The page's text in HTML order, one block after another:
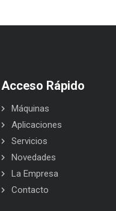
Acceso Rápido
Máquinas
Aplicaciones
Servicios
Novedades
La Empresa
Contacto